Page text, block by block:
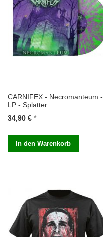
CARNIFEX - Necromanteum -
LP - Splatter
34,90 €
In den Warenkorb